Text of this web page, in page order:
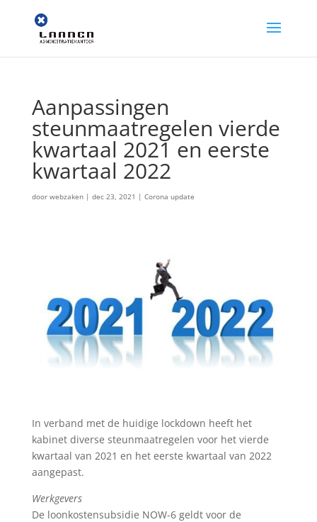
Aanpassingen
steunmaatregelen vierde
kwartaal 2021 en eerste
kwartaal 2022
door webzaken| dec 23, 2021 | Corona update
In verband met de huidige lockdown heeft het
kabinet diverse steunmaatregelen voor het vierde
kwartaal van 2021 en het eerste kwartaal van 2022
aangepast.
Werkgevers
De loonkostensubsidie NOW-6 geldt voor de